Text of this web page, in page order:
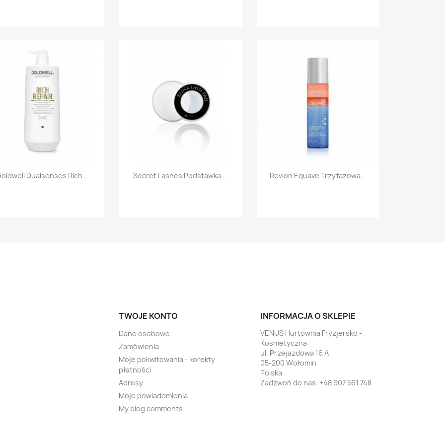
Szybki podgląd
Dualsenses Rich... Szybki podgląd
Secret Lashes Podstawka...  Szybki podgląd
Revlon Equave Trzyfazowa...
TWOJE KONTO
Dane osobowe
Zamówienia
Moje pokwitowania - korekty
płatności
Adresy
Moje powiadomienia
My blog comments
INFORMACJA O SKLEPIE
VENUS Hurtownia Fryzjersko -
Kosmetyczna
ul. Przejazdowa 16 A
05-200 Wołomin
Polska
Zadzwoń do nas: +48 607 561 748